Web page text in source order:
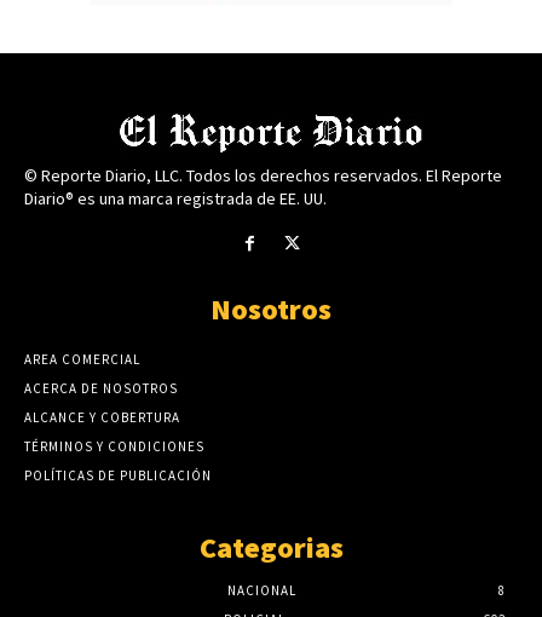
© Reporte Diario, LLC. Todos los derechos reservados. El Reporte
Diario® es una marca registrada de EE. UU.
Nosotros
AREA COMERCIAL
ACERCA DE NOSOTROS
ALCANCE Y COBERTURA
TÉRMINOS Y CONDICIONES
POLÍTICAS DE PUBLICACIÓN
Categorias
NACIONAL
8